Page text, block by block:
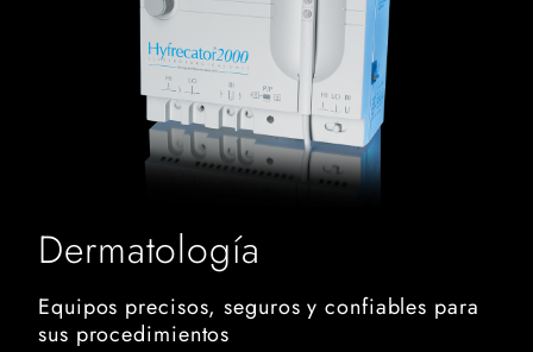
Dermatología
Equipos precisos, seguros y confiables para
sus procedimientos